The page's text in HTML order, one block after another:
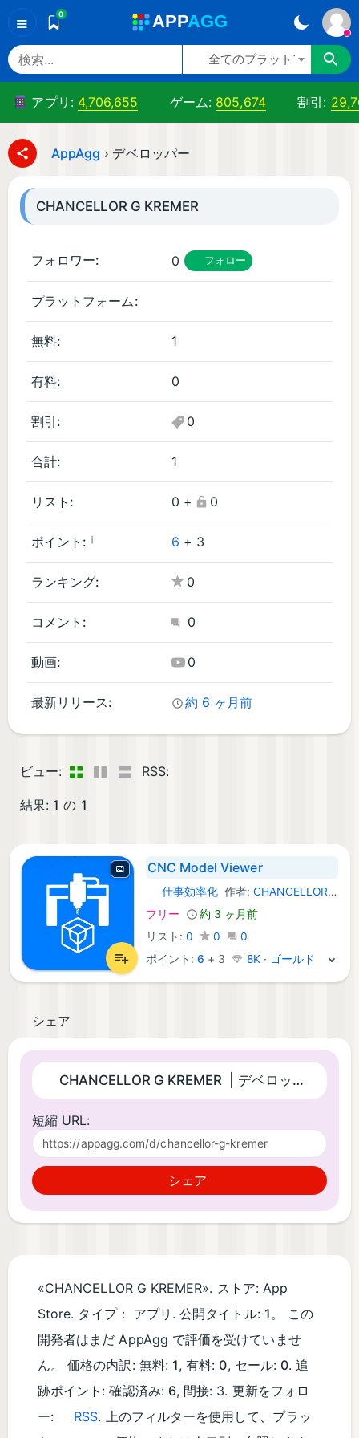
≡ 0 APPAGG
全てのプラットフォーム
アプリ: 4,706,655 ゲーム: 805,674 割引:
AppAgg › デベロッパー
CHANCELLOR G KREMER
フォロワー: 0 フォロー
プラットフォーム:
O
S
ア
プ
リ
(1
)
ランキング: 0
合計: 1
リスト: 0 + 0
コメント: 0
無料: 1
ポイント: ¡ 6 + 3
動画: 0
有料: 0
割引: 0
最新リリース: 約 6 ヶ月前
ビュー: RSS:
結果: 1 の 1
CNC Model Viewer
iOS アプリ:
仕事効率化作者:CHANCELLOR G KREMER
フリー
約 3 ヶ月前
リスト: 0 0
0
ポイント: 6 + 3 8K · ゴールド
シェア
CHANCELLOR G KREMER | デベロッパー
短縮 URL:
シェア
«CHANCELLOR G KREMER». ストア: App
Store. タイプ： アプリ . 公開タイトル: 1。 この
開発者はまだ AppAgg で評価を受けていませ
ん。 価格の内訳: 無料: 1, 有料: 0, セール: 0. 追
跡ポイント: 確認済み: 6, 間接: 3. 更新をフォロ
ー:
RSS. 上のフィルターを使用して、プラッ